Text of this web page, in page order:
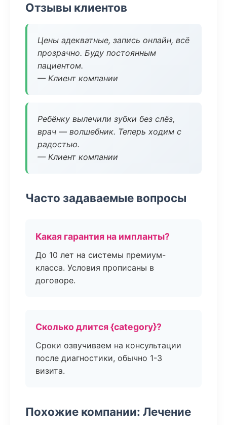
Отзывы клиентов
Цены адекватные, запись онлайн, всё
прозрачно. Буду постоянным
пациентом.
— Клиент компании
Ребёнку вылечили зубки без слёз,
врач — волшебник. Теперь ходим с
радостью.
— Клиент компании
Часто задаваемые вопросы
Какая гарантия на импланты?
До 10 лет на системы премиум-
класса. Условия прописаны в
договоре.
Сколько длится {category}?
Сроки озвучиваем на консультации
после диагностики, обычно 1-3
визита.
Похожие компании: Лечение